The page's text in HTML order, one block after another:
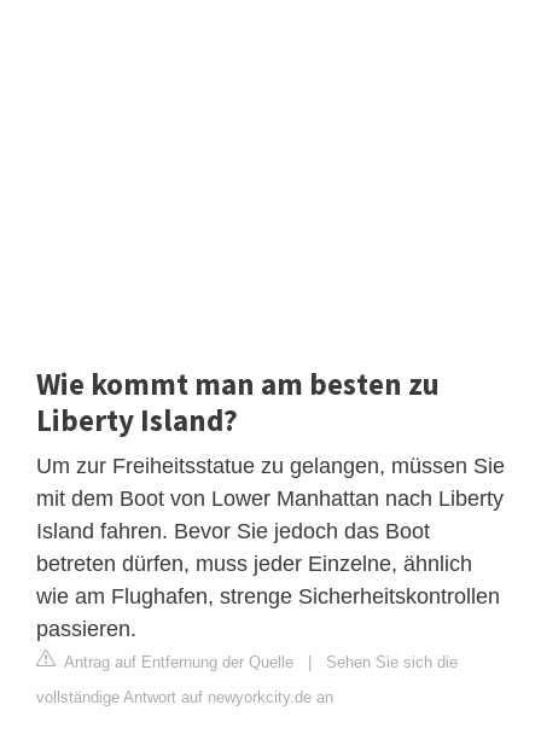
Wie kommt man am besten zu
Liberty Island?
Um zur Freiheitsstatue zu gelangen, müssen Sie
mit dem Boot von Lower Manhattan nach Liberty
Island fahren. Bevor Sie jedoch das Boot
betreten dürfen, muss jeder Einzelne, ähnlich
wie am Flughafen, strenge Sicherheitskontrollen
passieren.
Antrag auf Entfernung der Quelle | Sehen Sie sich die
vollständige Antwort auf newyorkcity.de an